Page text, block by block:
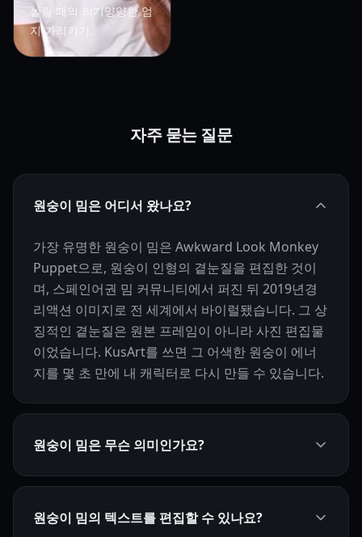
놀릴 때의 의기양양한 엄
지 가리키기.
자주 묻는 질문
원숭이 밈은 어디서 왔나요?
가장 유명한 원숭이 밈은 Awkward Look Monkey
Puppet으로, 원숭이 인형의 곁눈질을 편집한 것이
며, 스페인어권 밈 커뮤니티에서 퍼진 뒤 2019년경
리액션 이미지로 전 세계에서 바이럴됐습니다. 그 상
징적인 곁눈질은 원본 프레임이 아니라 사진 편집물
이었습니다. KusArt를 쓰면 그 어색한 원숭이 에너
지를 몇 초 만에 내 캐릭터로 다시 만들 수 있습니다.
원숭이 밈은 무슨 의미인가요?
원숭이 밈의 텍스트를 편집할 수 있나요?